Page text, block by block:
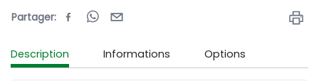
Partager:
Description Informations Options